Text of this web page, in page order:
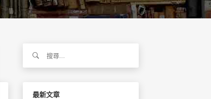
關
最新文章